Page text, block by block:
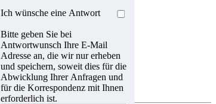
Ich wünsche eine Antwort
Bitte geben Sie bei
Antwortwunsch Ihre E-Mail
Adresse an, die wir nur erheben
und speichern, soweit dies für die
Abwicklung Ihrer Anfragen und
für die Korrespondenz mit Ihnen
erforderlich ist.